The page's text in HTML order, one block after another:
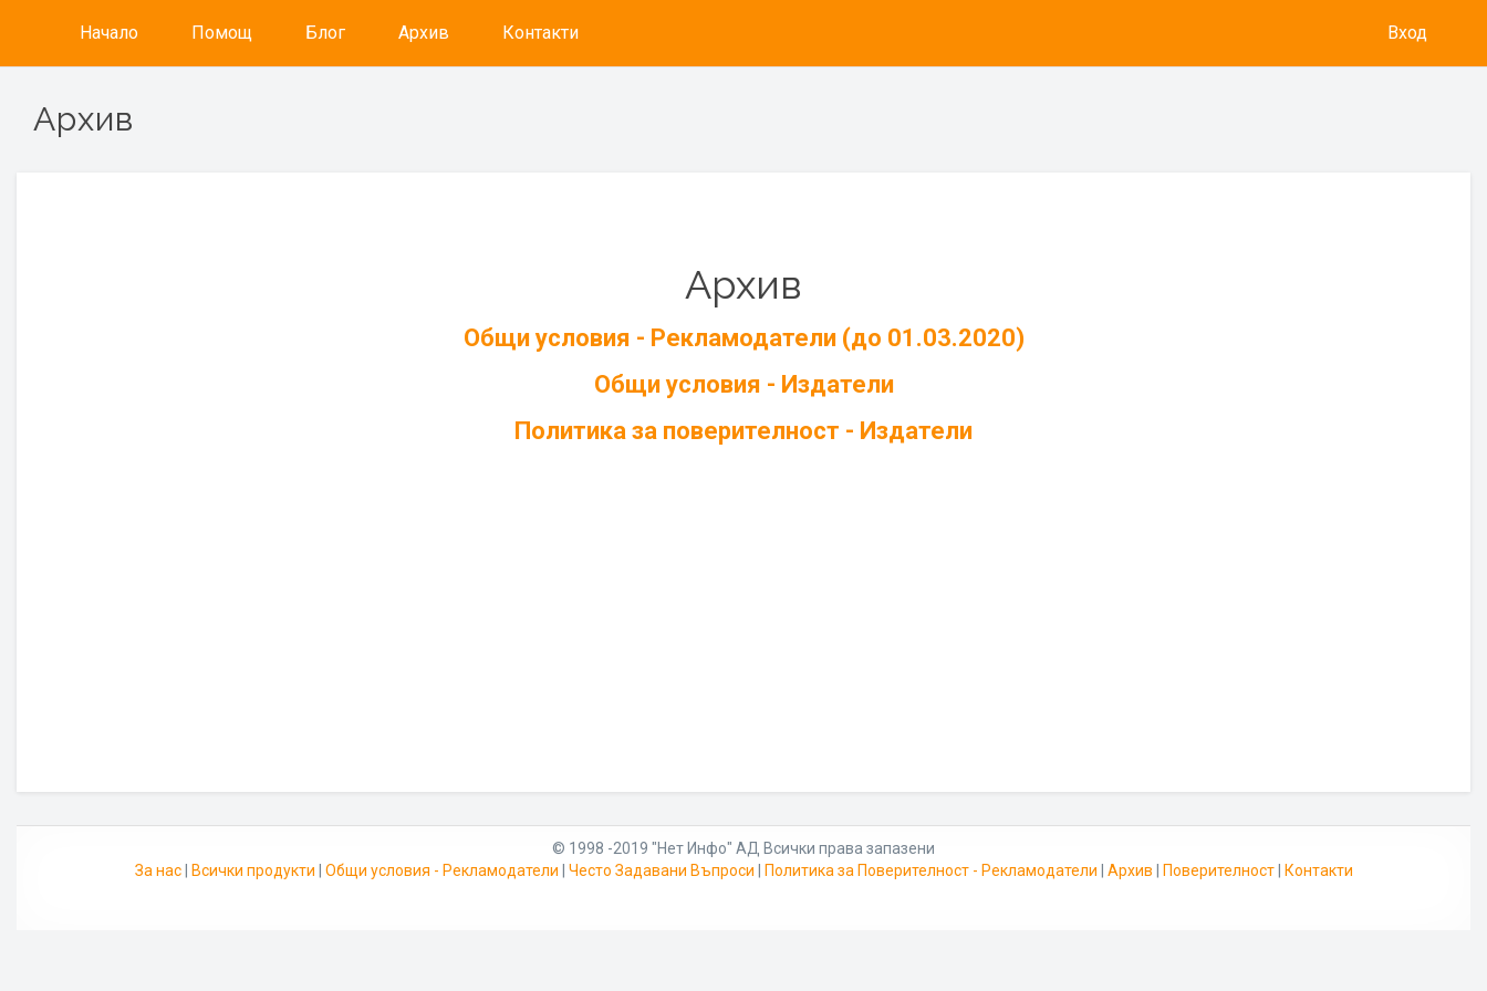
Начало Помощ Блог Архив Контакти Вход
Архив
Архив
Общи условия - Рекламодатели (до 01.03.2020)
Общи условия - Издатели
Политика за поверителност - Издатели
© 1998 -2019 "Нет Инфо" АД Всички права запазени
За нас| Всички продукти Общи условия - Рекламодатели Често Задавани Въпроси Политика за Поверителност - Рекламодатели Архив Поверителност| Контакти